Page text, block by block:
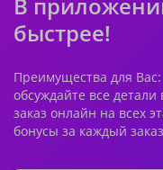
быстрее!
Преимущества для
обсуждайте все
заказ онлайн на всех
бонусы за каждый